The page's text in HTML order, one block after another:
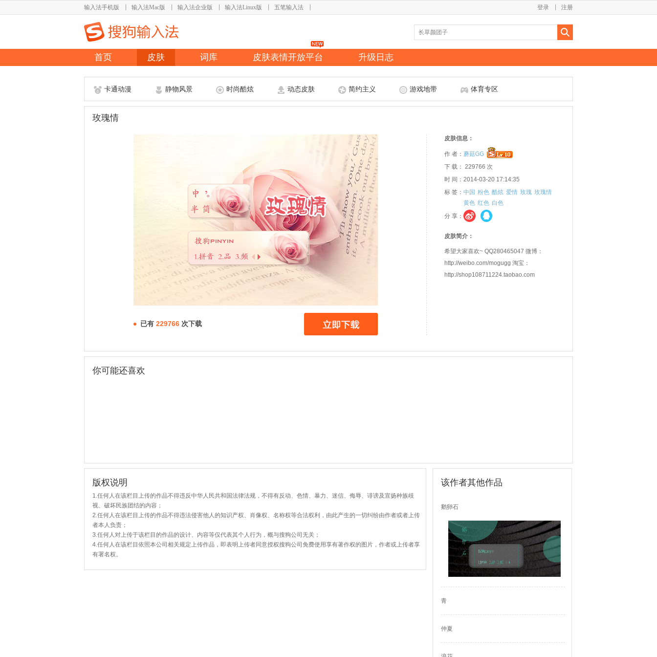
输入法手机版 输入法Mac版 输入法企业版 输入法Linux版 五笔输入法 注册
登录
首页 皮肤 词库 皮肤表情开放平台 升级日志
卡通动漫 静物风景 时尚酷炫 动态皮肤 简约主义 游戏地带 体育专区
玫瑰情
已有 229766 次下载
皮肤信息：
作 者： 蘑菇GG
下 载： 229766 次
时 间：2014-03-20 17:14:35
标 签： 中国 粉色 酷炫 爱情 玫瑰 玫瑰情
黄色 红色 白色
分 享：
皮肤简介：
希望大家喜欢~ QQ280465047 微博：
http://weibo.com/mogugg 淘宝：
http://shop108711224.taobao.com
你可能还喜欢
版权说明
1.任何人在该栏目上传的作品不得违反中华人民共和国法律法规，不得有反动、色情、暴力、迷信、侮辱、诽谤及宣扬种族歧
视、破坏民族团结的内容；
2.任何人在该栏目上传的作品不得违法侵害他人的知识产权、肖像权、名称权等合法权利，由此产生的一切纠纷由作者或者上传
者本人负责；
3.任何人对上传于该栏目的作品的设计、内容等仅代表其个人行为，概与搜狗公司无关；
4.任何人在该栏目依照本公司相关规定上传作品，即表明上传者同意授权搜狗公司免费使用享有著作权的图片，作者或上传者享
有署名权。
该作者其他作品
鹅卵石
青
仲夏